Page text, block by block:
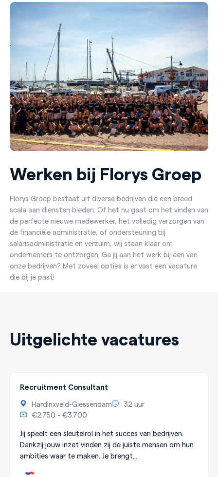
Werken bij Florys Groep
Florys Groep bestaat uit diverse bedrijven die een breed
scala aan diensten bieden. Of het nu gaat om het vinden van
de perfecte nieuwe medewerker, het volledig verzorgen van
de financiële administratie, of ondersteuning bij
salarisadministratie en verzuim, wij staan klaar om
ondernemers te ontzorgen. Ga jij aan het werk bij een van
onze bedrijven? Met zoveel opties is er vast een vacature
die bij je past!
Uitgelichte vacatures
Recruitment Consultant
Hardinxveld-Giessendam
32 uur
€2.750 - €3.700
Jij speelt een sleutelrol in het succes van bedrijven.
Dankzij jouw inzet vinden zij de juiste mensen om hun
ambities waar te maken. Je brengt...